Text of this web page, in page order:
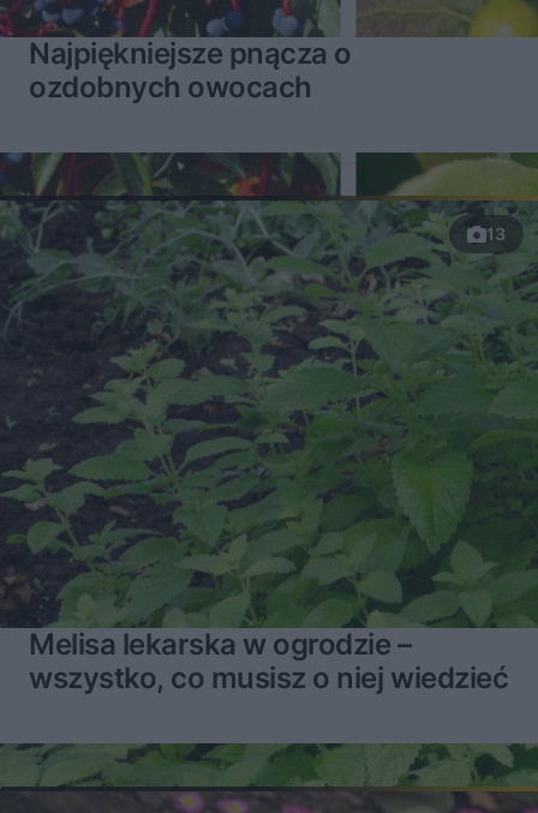
Najpiękniejsze pnącza o
ozdobnych owocach
13
Melisa lekarska w ogrodzie –
wszystko, co musisz o niej wiedzieć